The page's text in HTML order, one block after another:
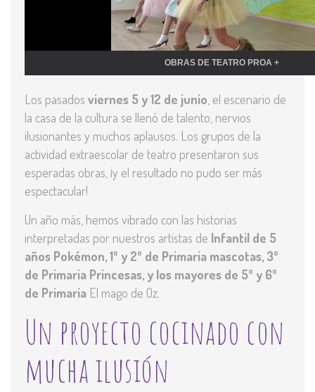
Los pasados viernes 5 y 12 de junio, el escenario de
la casa de la cultura se llenó de talento, nervios
ilusionantes y muchos aplausos. Los grupos de la
actividad extraescolar de teatro presentaron sus
esperadas obras, ¡y el resultado no pudo ser más
espectacular!
Un año más, hemos vibrado con las historias
interpretadas por nuestros artistas de Infantil de 5
años Pokémon, 1º y 2º de Primaria mascotas, 3º
de Primaria Princesas, y los mayores de 5º y 6º
de Primaria El mago de Oz.
Un proyecto cocinado con
mucha ilusión